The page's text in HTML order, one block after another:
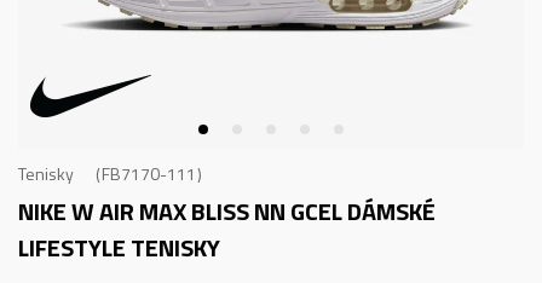
Tenisky FB7170-111
NIKE W AIR MAX BLISS NN GCELDÁMSKÉ
LIFESTYLE TENISKY